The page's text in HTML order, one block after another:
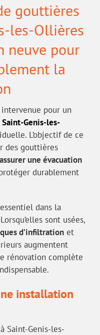
gouttières
les-Ollières
neuve pour
la
pour un
Saint-Genis-les-
L’objectif de ce
des gouttières
assurer une évacuation
durablement
dans la
sont usées,
d’infiltration et
augmentent
rénovation complète
installation
Saint-Genis-les-